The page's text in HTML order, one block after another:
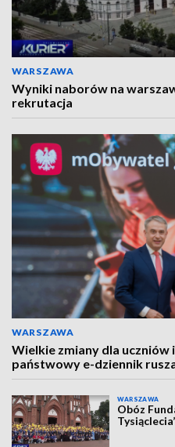
WARSZAWA
Wyniki naborów na
rekrutacja
WARSZAWA
Wielkie zmiany dla
państwowy e-dziennik
WARSZAWA
Obóz